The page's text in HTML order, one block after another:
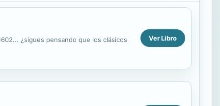
¿sigues pensando que los clásicos Ver Libro